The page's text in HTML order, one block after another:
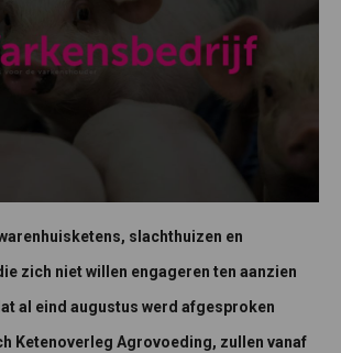
slachthuizen en
zich niet willen engageren ten aanzien
al eind augustus werd afgesproken
Ketenoverleg Agrovoeding, zullen vanaf